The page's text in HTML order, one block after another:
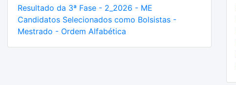
Resultado da 3ª Fase - 2_2026 - ME
Candidatos Selecionados como Bolsistas -
Mestrado - Ordem Alfabética